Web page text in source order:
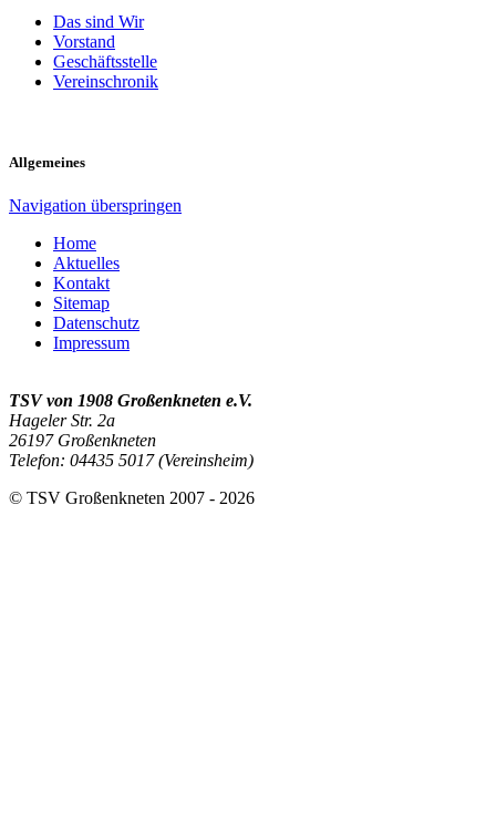
Das sind Wir
Vorstand
Geschäftsstelle
Vereinschronik
Allgemeines
Navigation überspringen
Home
Aktuelles
Kontakt
Sitemap
Datenschutz
Impressum
TSV von 1908 Großenkneten e.V.
Hageler Str. 2a
26197 Großenkneten
Telefon: 04435 5017 (Vereinsheim)
© TSV Großenkneten 2007 - 2026